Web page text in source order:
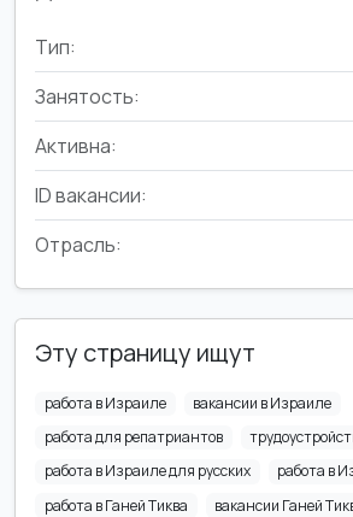
Тип:
Занятость:
Активна:
ID вакансии:
Отрасль:
Эту страницу ищут
работа в Израиле
вакансии в Израиле
работа для репатриантов
работа в Израиле для русских
работа в
работа в Ганей Тиква
вакансии Ганей